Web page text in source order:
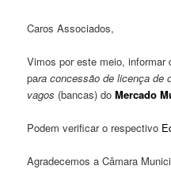
Caros Associados,
Vimos por este meio,
para concessão de licença de
vagos (bancas) doMercado
Podem verificar o respectivo
Agradecemos a Câmara